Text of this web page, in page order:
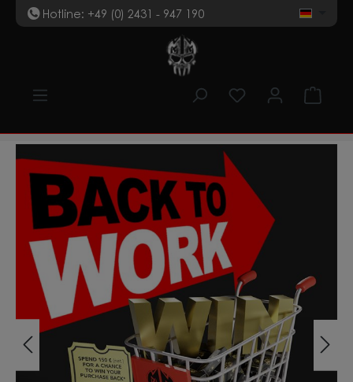
Zum Hauptinhalt springen
tHotline: +49 (0) 2431 - 947 190
Du hast 0